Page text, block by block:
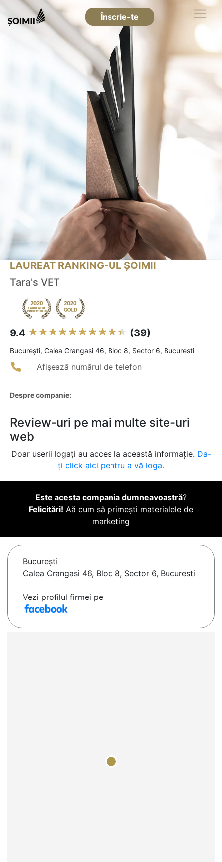
Înscrie-te
LAUREAT RANKING-UL ȘOIMII
Tara's VET
9.4 (39)
Bucureşti, Calea Crangasi 46, Bloc 8, Sector 6, Bucuresti
Afișează numărul de telefon
Despre companie:
Review-uri pe mai multe site-uri
web
Doar userii logați au acces la această informație. Da-
ți click aici pentru a vă loga.
Este acesta compania dumneavoastră?
Felicitări! Aă cum să primești materialele de
marketing
Bucureşti
Calea Crangasi 46, Bloc 8, Sector 6, Bucuresti
Vezi profilul firmei pe